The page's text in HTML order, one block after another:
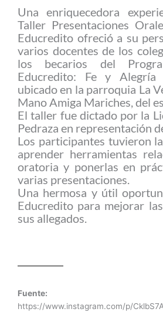
Una enriquecedora
Taller Presentaciones
Educredito ofreció a su
varios docentes de los
los becarios del
Educredito: Fe y Alegría
ubicado en la parroquia La
Mano Amiga Mariches, del
El taller fue dictado por la
Pedraza en representación
Los participantes tuvieron
aprender herramientas
oratoria y ponerlas en
varias presentaciones.
Una hermosa y útil
Educredito para mejorar
sus allegados.
Fuente:
https://www.instagram.com/p/